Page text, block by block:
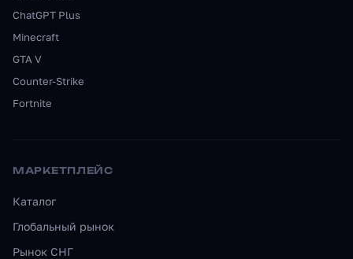
ChatGPT Plus
Minecraft
GTA V
Counter-Strike
Fortnite
МАРКЕТПЛЕЙС
Каталог
Глобальный рынок
Рынок СНГ